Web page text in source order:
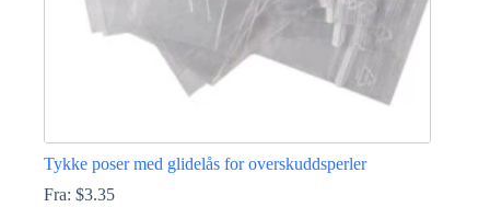
Tykke poser med glidelås for overskuddsperler
Fra: $3.35